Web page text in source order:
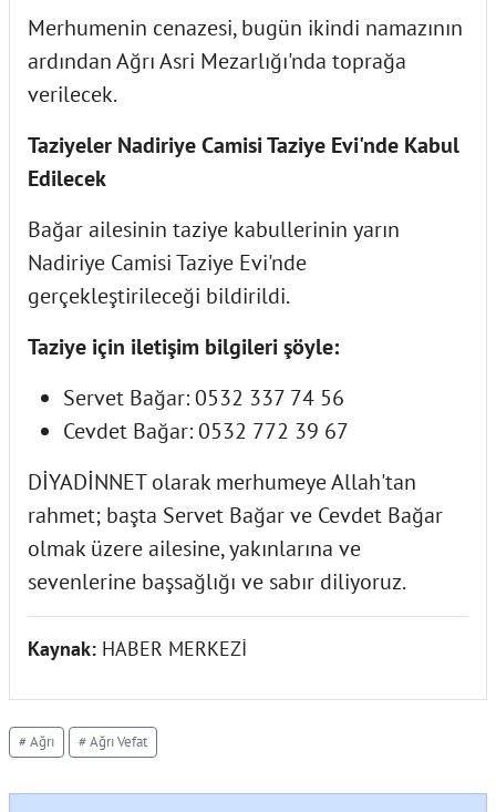
Merhumenin cenazesi, bugün ikindi namazının
ardından Ağrı Asri Mezarlığı'nda toprağa
verilecek.
Taziyeler Nadiriye Camisi Taziye Evi'nde Kabul
Edilecek
Bağar ailesinin taziye kabullerinin yarın
Nadiriye Camisi Taziye Evi'nde
gerçekleştirileceği bildirildi.
Taziye için iletişim bilgileri şöyle:
Servet Bağar: 0532 337 74 56
Cevdet Bağar: 0532 772 39 67
DİYADİNNET olarak merhumeye Allah'tan
rahmet; başta Servet Bağar ve Cevdet Bağar
olmak üzere ailesine, yakınlarına ve
sevenlerine başsağlığı ve sabır diliyoruz.
Kaynak: HABER MERKEZİ
# Ağrı # Ağrı Vefat